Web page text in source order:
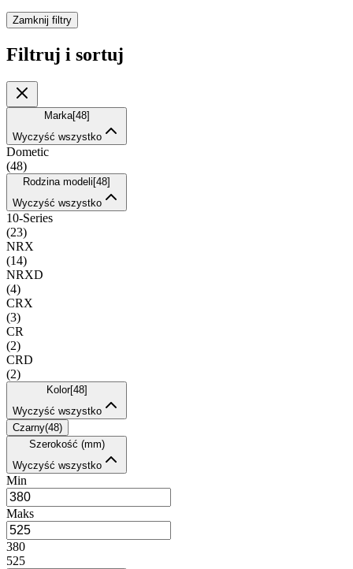
Zamknij filtry
Filtruj i sortuj
Marka[48]
Wyczyść wszystko
Dometic
(48)
Rodzina modeli [48]
Wyczyść wszystko
10-Series
(23)
NRX
(14)
NRXD
(4)
CRX
(3)
CR
(2)
CRD
(2)
Kolor[48]
Wyczyść wszystko
Czarny(48)
Szerokość (mm)
Wyczyść wszystko
Min
Maks
380
525